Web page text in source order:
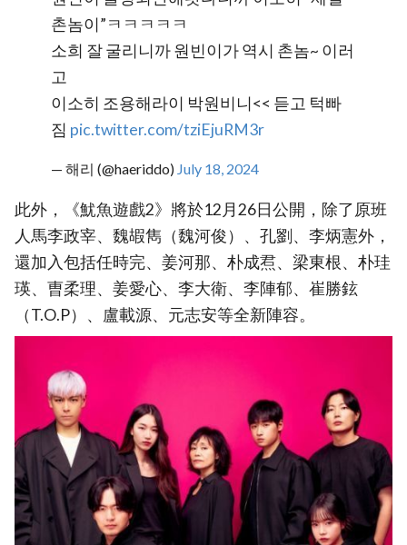
촌놈이”ㅋㅋㅋㅋㅋ
소희 잘 굴리니까 원빈이가 역시 촌놈~ 이러
고
이소히 조용해라이 박원비니<< 듣고 턱빠
짐 pic.twitter.com/tziEjuRM3r
— 해리 (@haeriddo) July 18, 2024
此外，《魷魚遊戲2》將於12月26日公開，除了原班
人馬李政宰、魏嘏雋（魏河俊）、孔劉、李炳憲外，
還加入包括任時完、姜河那、朴成焄、梁東根、朴珪
瑛、曺柔理、姜愛心、李大衛、李陣郁、崔勝鉉
（T.O.P）、盧載源、元志安等全新陣容。